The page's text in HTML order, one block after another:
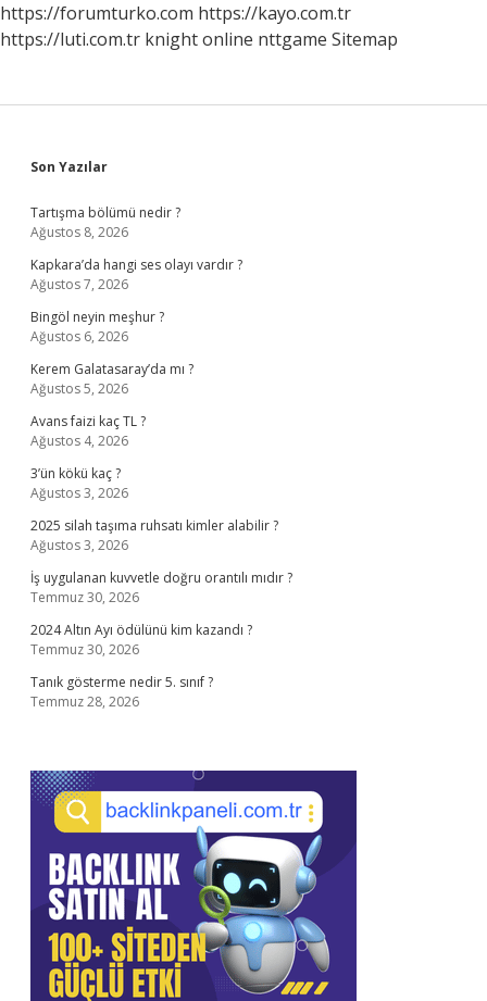
https://forumturko.com https://kayo.com.tr
https://luti.com.tr knight online nttgame Sitemap
Sidebar
Son Yazılar
Tartışma bölümü nedir ?
Ağustos 8, 2026
Kapkara’da hangi ses olayı vardır ?
Ağustos 7, 2026
Bingöl neyin meşhur ?
Ağustos 6, 2026
Kerem Galatasaray’da mı ?
Ağustos 5, 2026
Avans faizi kaç TL ?
Ağustos 4, 2026
3’ün kökü kaç ?
Ağustos 3, 2026
2025 silah taşıma ruhsatı kimler alabilir ?
Ağustos 3, 2026
İş uygulanan kuvvetle doğru orantılı mıdır ?
Temmuz 30, 2026
2024 Altın Ayı ödülünü kim kazandı ?
Temmuz 30, 2026
Tanık gösterme nedir 5. sınıf ?
Temmuz 28, 2026